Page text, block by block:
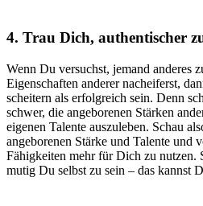
4. Trau Dich, authentischer
Wenn Du versuchst, jemand anderes
Eigenschaften anderer nacheiferst,
scheitern als erfolgreich sein. Denn
schwer, die angeborenen Stärken
eigenen Talente auszuleben. Schau
angeborenen Stärke und Talente und
Fähigkeiten mehr für Dich zu nutzen.
mutig Du selbst zu sein – das kannst